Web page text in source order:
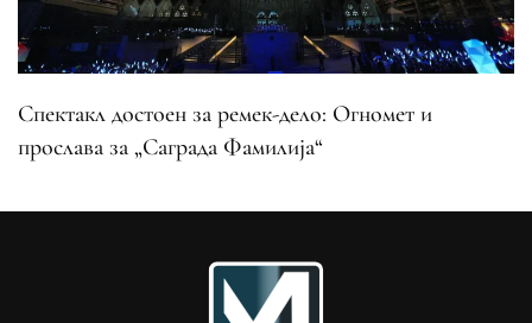
Спектакл достоен за ремек-дело: Огномет и
прослава за „Саграда Фамилија“